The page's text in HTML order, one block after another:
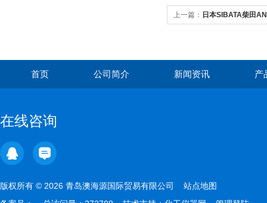
上一篇： 日本SIBATA柴田
首页 公司简介 新闻资讯 产
在线咨询
版权所有 © 2026 青岛澳海源国际贸易有限公司 站点地图